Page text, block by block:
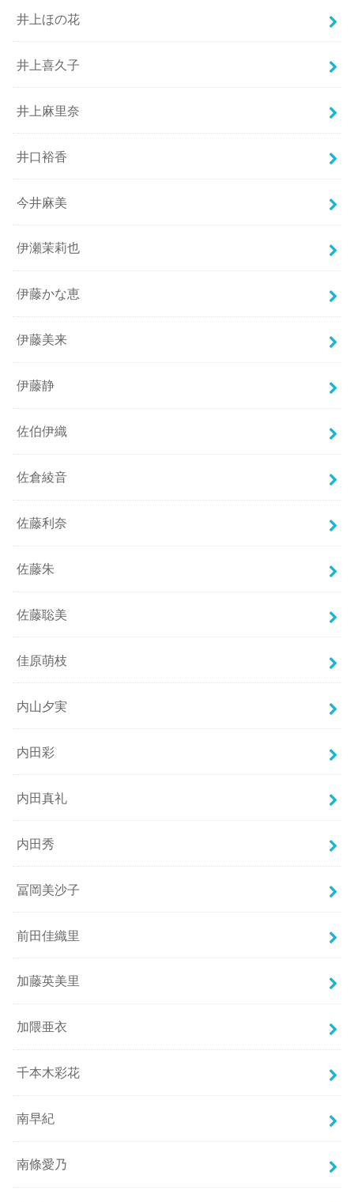
井上ほの花
井上喜久子
井上麻里奈
井口裕香
今井麻美
伊瀬茉莉也
伊藤かな恵
伊藤美来
伊藤静
佐伯伊織
佐倉綾音
佐藤利奈
佐藤朱
佐藤聡美
佳原萌枝
内山夕実
内田彩
内田真礼
内田秀
冨岡美沙子
前田佳織里
加藤英美里
加隈亜衣
千本木彩花
南早紀
南條愛乃